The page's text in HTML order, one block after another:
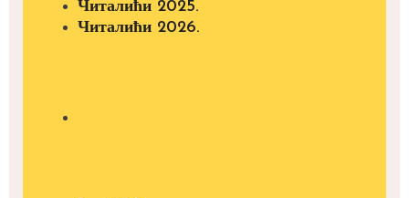
Читалићи 2025.
Читалићи 2026.